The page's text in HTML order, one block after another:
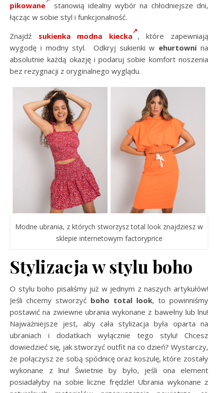
pikowane
stanowią idealny wybór na chłodniejsze dni,
łącząc w sobie styl i funkcjonalność.
Znajdź sukienka modna kiecka
, które zapewniają
wygodę i modny styl. Odkryj sukienki w ehurtowni na
absolutnie każdą okazję i podaruj sobie komfort noszenia
bez rezygnacji z oryginalnego wyglądu.
Modne ubrania, z których stworzysz total look znajdziesz w
sklepie internetowym factoryprice
Stylizacja w stylu boho
O stylu boho pisaliśmy już w jednym z naszych artykułów!
Jeśli chcemy stworzyć boho total look, to powinniśmy
postawić na zwiewne ubrania wykonane z bawełny lub lnu!
Najważniejsze jest, aby cała stylizacja była oparta na
ubraniach i dodatkach wyłącznie tego stylu! Chcesz
dowiedzieć się, jak stworzyć outfit na co dzień? Wystarczy,
że połączysz ze sobą spódnicę oraz koszulę, które zostały
wykonane z lnu! Świetnie by było, jeśli ona element
posiadałyby na sobie liczne frędzle! Ubrania wykonane z